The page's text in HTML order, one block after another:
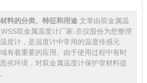
料的分类、特征和用途 文章由双金属温
双金属温度计厂家-京仪股份为您整理
度计，是温度计中常用的温度传感元
有着重要的应用。由于使用过程中有时
劣环境，对双金属温度计保护管材料提